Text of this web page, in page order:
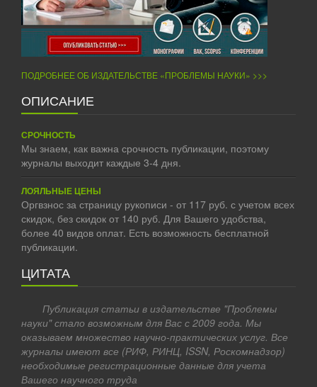
ПОДРОБНЕЕ ОБ ИЗДАТЕЛЬСТВЕ «ПРОБЛЕМЫ НАУКИ» >>>
ОПИСАНИЕ
СРОЧНОСТЬ
Мы знаем, как важна срочность публикации, поэтому
журналы выходит каждые 3-4 дня.
ЛОЯЛЬНЫЕ ЦЕНЫ
Оргвзнос за страницу рукописи - от 117 руб. с учетом всех
скидок, без скидок от 140 руб. Для Вашего удобства,
более 40 видов оплат. Есть возможность бесплатной
публикации.
ЦИТАТА
Публикация статьи в издательстве "Проблемы
науки" стало возможным для Вас с 2009 года. Мы
оказываем множество научно-практических услуг. Все
журналы имеют все (РИФ, РИНЦ, ISSN, Роскомнадзор)
необходимые регистрационные данные для учета
Вашего научного труда